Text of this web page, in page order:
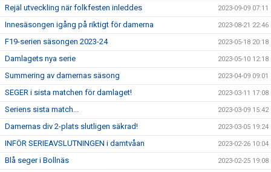
Rejäl utveckling när folkfesten inleddes 2023-09-09 07:11
Innesäsongen igång på riktigt för damerna 2023-08-21 22:46
F19-serien säsongen 2023-24 2023-05-18 20:18
Damlagets nya serie 2023-05-10 12:18
Summering av damernas säsong 2023-04-09 09:01
SEGER i sista matchen för damlaget! 2023-03-11 17:08
Seriens sista match... 2023-03-09 15:42
Damernas div 2-plats slutligen säkrad! 2023-03-05 19:24
INFÖR SERIEAVSLUTNINGEN i damtvåan 2023-02-26 10:04
Blå seger i Bollnäs 2023-02-25 19:08